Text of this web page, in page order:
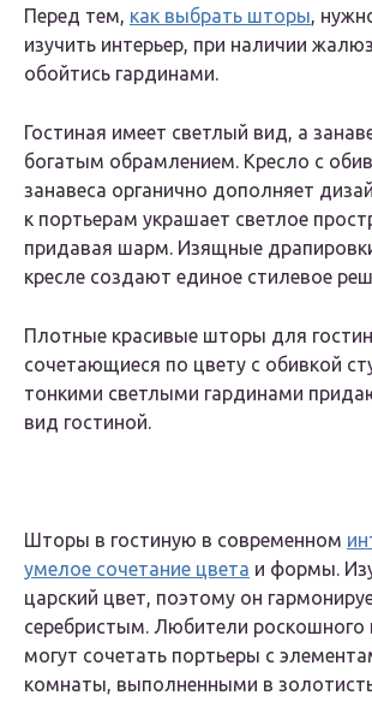
Перед тем, как выбрать шторы,
изучить интерьер, при наличии
обойтись гардинами.
Гостиная имеет светлый вид, а
богатым обрамлением. Кресло с
занавеса органично дополняет
к портьерам украшает светлое
придавая шарм. Изящные
кресле создают единое стилевое
Плотные красивые шторы для
сочетающиеся по цвету с обивкой
тонкими светлыми гардинами
вид гостиной.
Шторы в гостиную в современном
умелое сочетание цвета и формы.
царский цвет, поэтому он
серебристым. Любители роскошного
могут сочетать портьеры с
комнаты, выполненными в